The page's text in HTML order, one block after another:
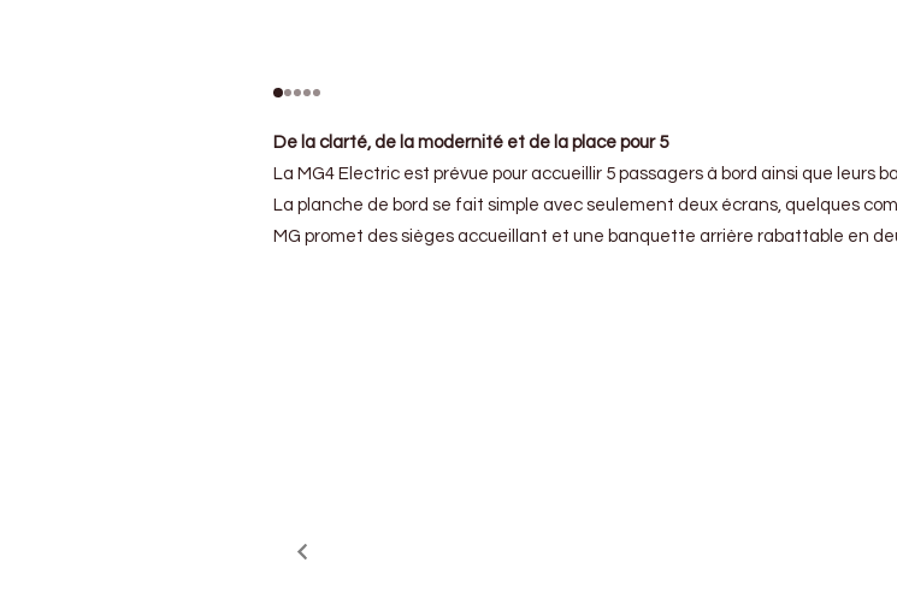
De la clarté, de la modernité et de la place pour 5
La MG4 Electric est prévue pour accueillir 5 passagers à bord ainsi que
La planche de bord se fait simple avec seulement deux écrans, quelques
MG promet des sièges accueillant et une banquette arrière rabattable en